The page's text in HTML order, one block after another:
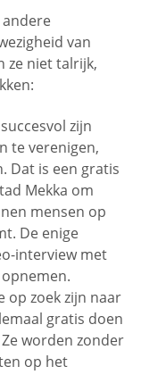
van
ze niet talrijk,
zijn
te verenigen,
Dat is een gratis
Mekka om
mensen op
De enige
interview met
op zoek zijn naar
gratis doen
worden zonder
op het